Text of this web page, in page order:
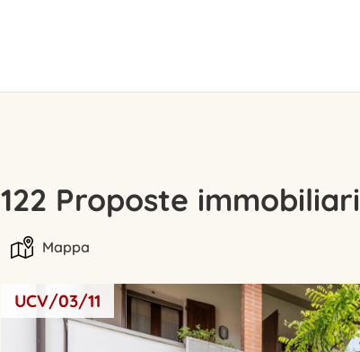
122 Proposte immobiliari
Mappa
UCV/03/11